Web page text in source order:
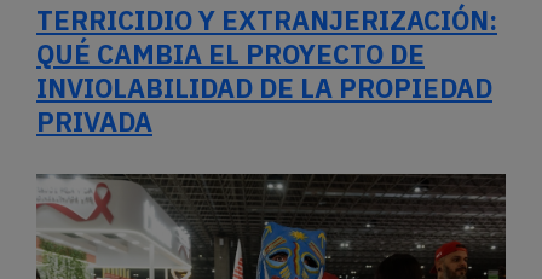
TERRICIDIO Y EXTRANJERIZACIÓN:
QUÉ CAMBIA EL PROYECTO DE
INVIOLABILIDAD DE LA PROPIEDAD
PRIVADA